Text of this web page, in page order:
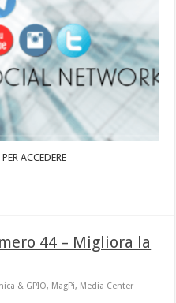
PER ACCEDERE
44 – Migliora la
& GPIO, MagPi, Media Center